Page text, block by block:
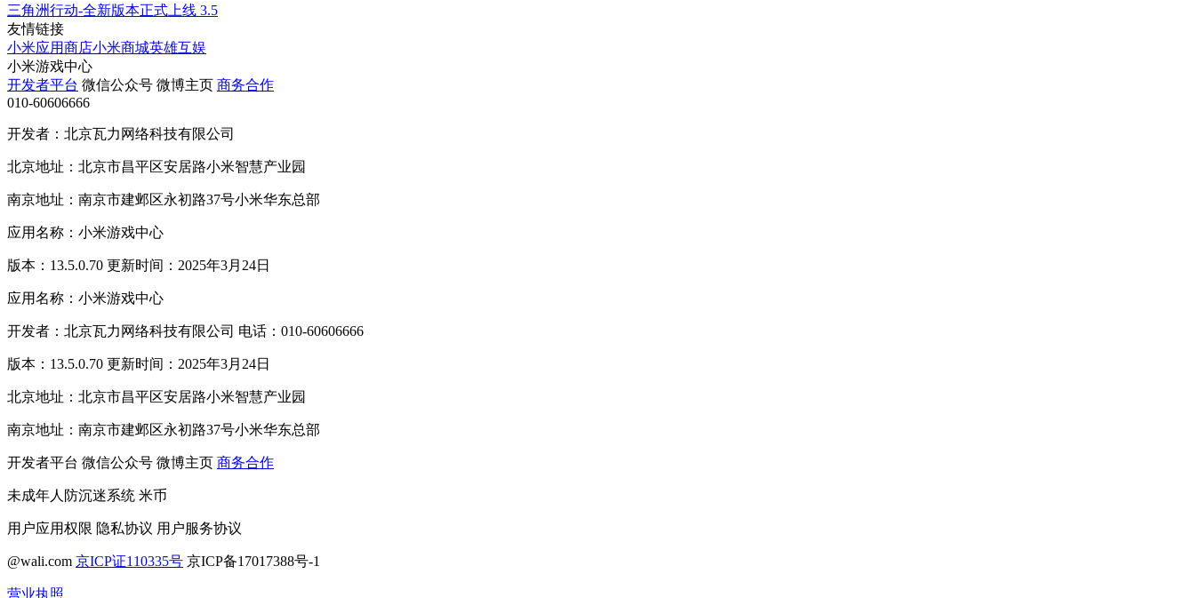
三角洲行动-全新版本正式上线 3.5
友情链接
小米应用商店小米商城英雄互娱
小米游戏中心
开发者平台 微信公众号 微博主页 商务合作
010-60606666
开发者：北京瓦力网络科技有限公司
北京地址：北京市昌平区安居路小米智慧产业园
南京地址：南京市建邺区永初路37号小米华东总部
应用名称：小米游戏中心
版本：13.5.0.70 更新时间：2025年3月24日
应用名称：小米游戏中心
开发者：北京瓦力网络科技有限公司 电话：010-60606666
版本：13.5.0.70 更新时间：2025年3月24日
北京地址：北京市昌平区安居路小米智慧产业园
南京地址：南京市建邺区永初路37号小米华东总部
开发者平台 微信公众号 微博主页 商务合作
未成年人防沉迷系统 米币
用户应用权限 隐私协议 用户服务协议
@wali.com 京ICP证110335号 京ICP备17017388号-1
营业执照